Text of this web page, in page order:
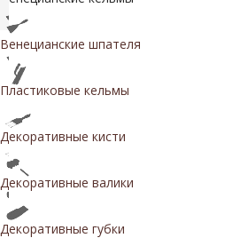
Венецианские шпателя
Пластиковые кельмы
Декоративные кисти
Декоративные валики
Декоративные губки